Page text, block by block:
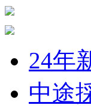
24年
中途